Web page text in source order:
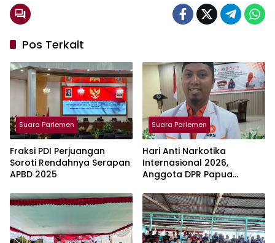
Pos Terkait
Suara Parlemen
Fraksi PDI Perjuangan
Soroti Rendahnya Serapan
APBD 2025
Suara Parlemen
Hari Anti Narkotika
Internasional 2026,
Anggota DPR Papua
Mimika Lengkapi Fasilitas
Olahraga Untuk Pemuda